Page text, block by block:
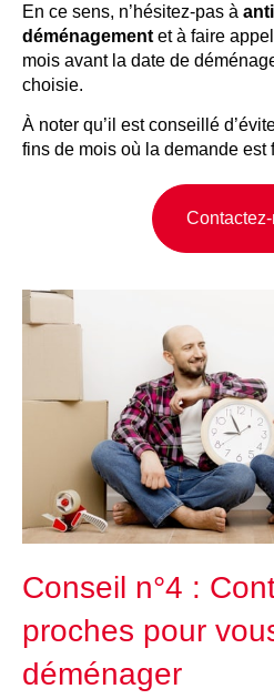
En ce sens, n’hésitez-pas à
déménagement et à faire
mois avant la date de
choisie.
À noter qu’il est conseillé
fins de mois où la demande est
Conseil n°4 :
proches pour
déménager